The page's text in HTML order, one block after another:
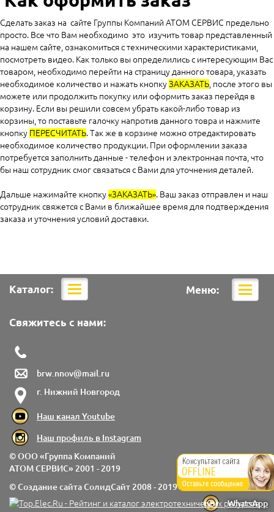
Сделать заказ на сайте Группы Компаний АТОМ СЕРВИС предельно
просто. Все что Вам необходимо это изучить товар представленный
на нашем сайте, ознакомиться с техническими характеристиками,
посмотреть видео. Как только вы определились с интересующим Вас
товаром, необходимо перейти на страницу данного товара, указать
необходимое количество и нажать кнопкуЗАКАЗАТЬ, после этого вы
можете или продолжить покупку или оформить заказ перейдя в
корзину. Если вы решили совсем убрать какой-либо товар из
корзины, то поставьте галочку напротив данного товра и нажмите
кнопку ПЕРЕСЧИТАТЬ. Так же в корзине можно отредактировать
необходимое количество продукции. При оформлении заказа
потребуется заполнить данные - телефон и электронная почта, что
бы наш сотрудник смог связаться с Вами для уточнения деталей.
Дальше нажимайте кнопку«ЗАКАЗАТЬ». Ваш заказ отправлен и наш
сотрудник свяжется с Вами в ближайшее время для подтверждения
заказа и уточнения условий доставки.
Меню:
Каталог:
Мобильная
навигация
Свяжитесь с нами:
brw.nnov@mail.ru
г. Нижний Новгород
Наш канал Youtube
Наш профиль в Instagram
WhatsApp
© ООО «Группа Компаний
АТОМ СЕРВИС» 2001 - 2019
© Создание сайта СолидСайт 2008 - 2019